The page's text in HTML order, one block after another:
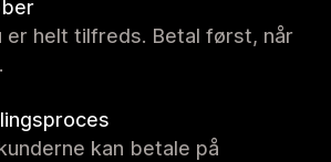
er helt tilfreds. Betal først, når
kan betale på